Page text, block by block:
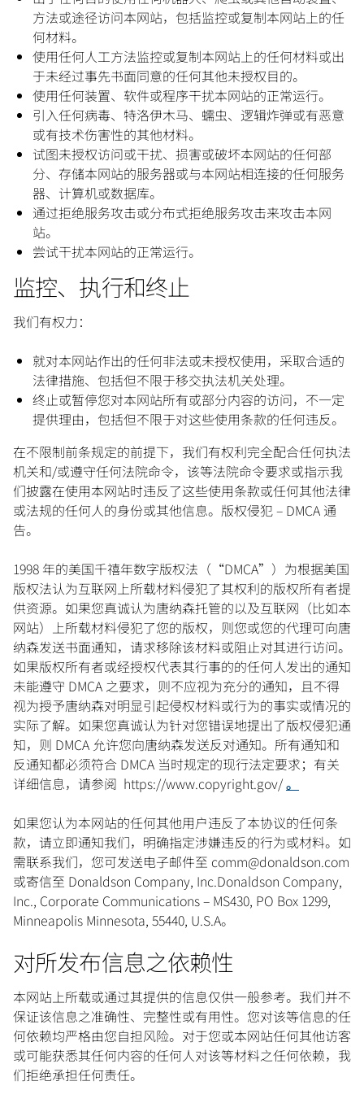
方法或途径访问本网站，包括监控或复制本网站上的任
何材料。
使用任何人工方法监控或复制本网站上的任何材料或出
于未经过事先书面同意的任何其他未授权目的。
使用任何装置、软件或程序干扰本网站的正常运行。
引入任何病毒、特洛伊木马、蠕虫、逻辑炸弹或有恶意
或有技术伤害性的其他材料。
试图未授权访问或干扰、损害或破坏本网站的任何部
分、存储本网站的服务器或与本网站相连接的任何服务
器、计算机或数据库。
通过拒绝服务攻击或分布式拒绝服务攻击来攻击本网
站。
尝试干扰本网站的正常运行。
监控、执行和终止
我们有权力：
就对本网站作出的任何非法或未授权使用，采取合适的
法律措施、包括但不限于移交执法机关处理。
终止或暂停您对本网站所有或部分内容的访问，不一定
提供理由，包括但不限于对这些使用条款的任何违反。
在不限制前条规定的前提下，我们有权利完全配合任何执法
机关和/或遵守任何法院命令，该等法院命令要求或指示我
们披露在使用本网站时违反了这些使用条款或任何其他法律
或法规的任何人的身份或其他信息。版权侵犯 – DMCA 通
告。
1998 年的美国千禧年数字版权法（“DMCA”）为根据美国
版权法认为互联网上所载材料侵犯了其权利的版权所有者提
供资源。如果您真诚认为唐纳森托管的以及互联网（比如本
网站）上所载材料侵犯了您的版权，则您或您的代理可向唐
纳森发送书面通知，请求移除该材料或阻止对其进行访问。
如果版权所有者或经授权代表其行事的的任何人发出的通知
未能遵守 DMCA 之要求，则不应视为充分的通知，且不得
视为授予唐纳森对明显引起侵权材料或行为的事实或情况的
实际了解。如果您真诚认为针对您错误地提出了版权侵犯通
知，则 DMCA 允许您向唐纳森发送反对通知。所有通知和
反通知都必须符合 DMCA 当时规定的现行法定要求；有关
详细信息，请参阅 https://www.copyright.gov/。
如果您认为本网站的任何其他用户违反了本协议的任何条
款，请立即通知我们，明确指定涉嫌违反的行为或材料。如
需联系我们，您可发送电子邮件至 comm@donaldson.com
或寄信至 Donaldson Company, Inc.Donaldson Company,
Inc., Corporate Communications – MS430, PO Box 1299,
Minneapolis Minnesota, 55440, U.S.A。
对所发布信息之依赖性
本网站上所载或通过其提供的信息仅供一般参考。我们并不
保证该信息之准确性、完整性或有用性。您对该等信息的任
何依赖均严格由您自担风险。对于您或本网站任何其他访客
或可能获悉其任何内容的任何人对该等材料之任何依赖，我
们拒绝承担任何责任。